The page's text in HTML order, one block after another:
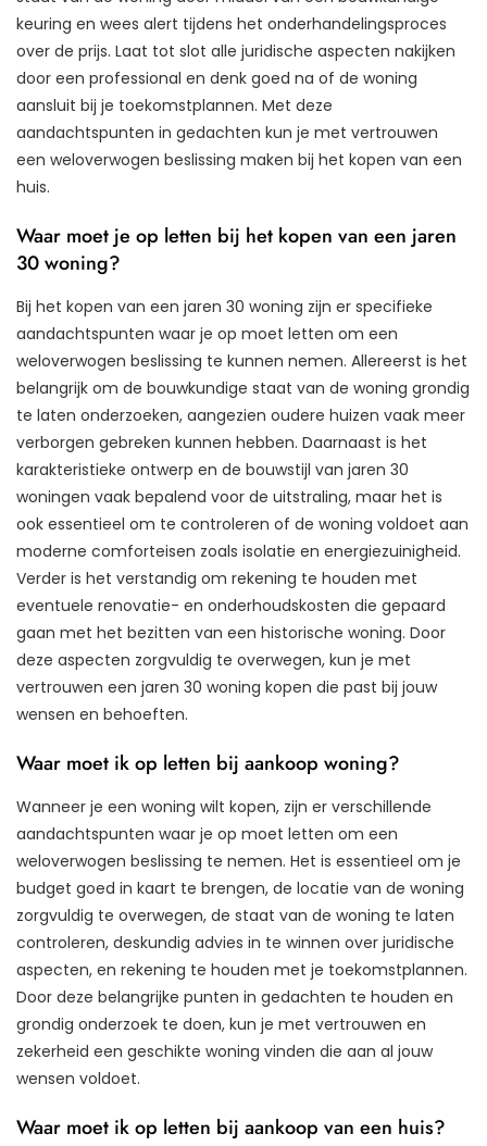
keuring en wees alert tijdens het onderhandelingsproces
over de prijs. Laat tot slot alle juridische aspecten nakijken
door een professional en denk goed na of de woning
aansluit bij je toekomstplannen. Met deze
aandachtspunten in gedachten kun je met vertrouwen
een weloverwogen beslissing maken bij het kopen van een
huis.
Waar moet je op letten bij het kopen van een jaren
30 woning?
Bij het kopen van een jaren 30 woning zijn er specifieke
aandachtspunten waar je op moet letten om een
weloverwogen beslissing te kunnen nemen. Allereerst is het
belangrijk om de bouwkundige staat van de woning grondig
te laten onderzoeken, aangezien oudere huizen vaak meer
verborgen gebreken kunnen hebben. Daarnaast is het
karakteristieke ontwerp en de bouwstijl van jaren 30
woningen vaak bepalend voor de uitstraling, maar het is
ook essentieel om te controleren of de woning voldoet aan
moderne comforteisen zoals isolatie en energiezuinigheid.
Verder is het verstandig om rekening te houden met
eventuele renovatie- en onderhoudskosten die gepaard
gaan met het bezitten van een historische woning. Door
deze aspecten zorgvuldig te overwegen, kun je met
vertrouwen een jaren 30 woning kopen die past bij jouw
wensen en behoeften.
Waar moet ik op letten bij aankoop woning?
Wanneer je een woning wilt kopen, zijn er verschillende
aandachtspunten waar je op moet letten om een
weloverwogen beslissing te nemen. Het is essentieel om je
budget goed in kaart te brengen, de locatie van de woning
zorgvuldig te overwegen, de staat van de woning te laten
controleren, deskundig advies in te winnen over juridische
aspecten, en rekening te houden met je toekomstplannen.
Door deze belangrijke punten in gedachten te houden en
grondig onderzoek te doen, kun je met vertrouwen en
zekerheid een geschikte woning vinden die aan al jouw
wensen voldoet.
Waar moet ik op letten bij aankoop van een huis?